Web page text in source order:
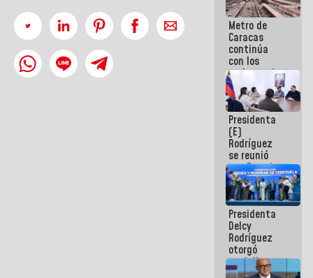
Metro de
Caracas
continúa
con los
trabajos de
mantenimiento
e inspección
en la Línea 2
Presidenta
(E)
Rodríguez
se reunió
con Estado
Mayor
Eléctrico
para
abordar
planes de
acción
Presidenta
Delcy
Rodríguez
otorgó
medalla
"Héroe de